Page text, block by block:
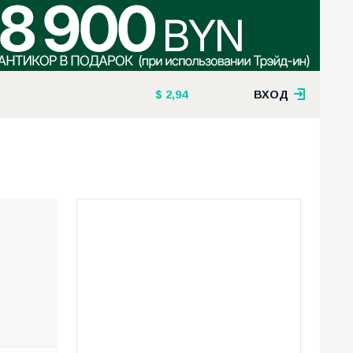
2,94 ВХОД